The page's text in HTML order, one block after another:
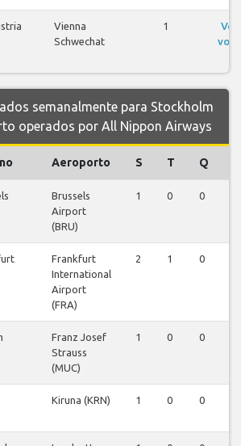
Vienna
Schwechat
1
Ver
voos
semanalmente para Stockholm
operados por All Nippon Airways
Aeroporto S T Q
Brussels
Airport
(BRU)
1 0 0
Frankfurt
International
Airport
(FRA)
2 1 0
Franz Josef
Strauss
(MUC)
1 0 0
Kiruna (KRN) 1 0 0